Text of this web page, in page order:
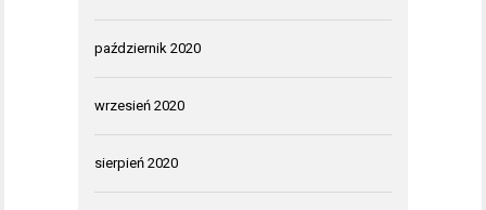
październik 2020
wrzesień 2020
sierpień 2020